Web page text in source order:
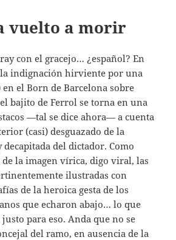
vuelto a morir
con el gracejo… ¿español? En
indignación hirviente por una
el Born de Barcelona sobre
bajito de Ferrol se torna en una
—tal se dice ahora— a cuenta
(casi) desguazado de la
decapitada del dictador. Como
de la imagen vírica, digo viral, las
ilustradas con
de la heroica gesta de los
que echaron abajo… lo que
para eso. Anda que no se
del ramo, en ausencia de la